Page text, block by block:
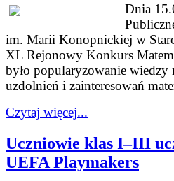
Dnia
im. Marii Konopnickiej w
XL Rejonowy Konkurs
było popularyzowanie wiedzy
uzdolnień i zainteresowań
Czytaj więcej...
Uczniowie klas I–III
UEFA Playmakers